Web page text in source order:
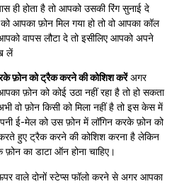
होता है तो आपको उसकी रिंग सुनाई दे
आपका फ़ोन मिल गया हो तो वो आपका कॉल
वापस लौटा दे तो इसीलिए आपको अपने
लें
फ़ोन को ट्रैक करने की कोशिश करेंअगर
फ़ोन को कोई उठा नहीं रहा है तो हो सकता
वो फ़ोन किसी को मिला नहीं है तो इस केस में
ई-मेल को उस फ़ोन में लॉगिन करके फ़ोन को
हुए ट्रैक करने की कोशिश करना है लेकिन
का डाटा ऑन होना चाहिए।
वाले दोनों स्टेप्स फॉलो करने से अगर आपका